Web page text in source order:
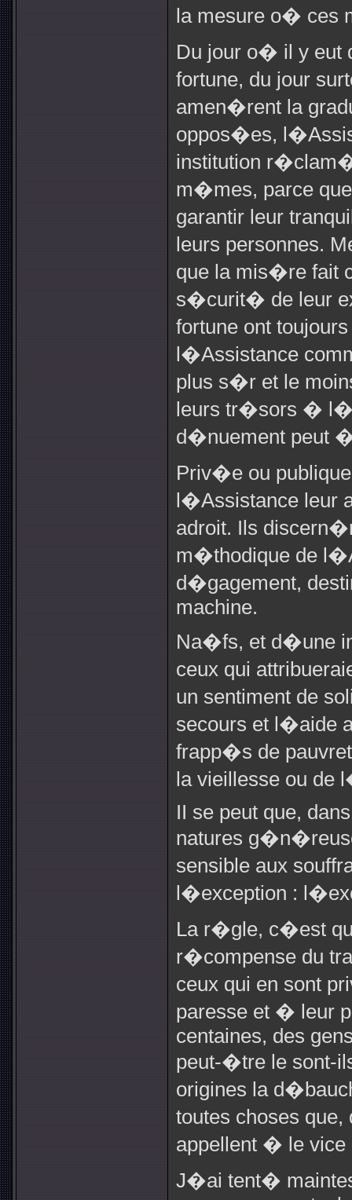
la mesure o� ces
Du jour o� il y eut
fortune, du jour
amen�rent la
oppos�es,
institution
m�mes, parce
garantir leur
leurs personnes.
que la mis�re fait
s�curit� de leur
fortune ont
l�Assistance
plus s�r et le
leurs tr�sors �
d�nuement peut
Priv�e ou
l�Assistance leur
adroit. Ils
m�thodique de
d�gagement,
machine.
Na�fs, et d�une
ceux qui
un sentiment de
secours et l�aide
frapp�s de
la vieillesse ou
II se peut que,
natures
sensible aux
l�exception :
La r�gle, c�est
r�compense du
ceux qui en sont
paresse et � leur
centaines, des
peut-�tre le sont-
origines la
toutes choses
appellent � le
J�ai tent�